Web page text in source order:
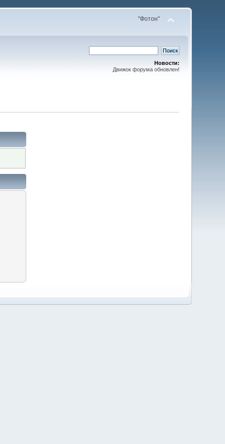
"Фотон"
Новости:
Движок форума обновлен!